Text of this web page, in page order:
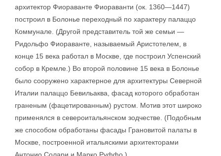
архитектор Фиораванте Фиораванти (ок. 1360—1447)
построил в Болонье переходный по характеру палаццо
Коммунале. (Другой представитель той же семьи —
Ридольфо Фиораванте, называемый Аристотелем, в
конце 15 века работал в Москве, где построил Успенский
собор в Кремле.) Во второй половине 15 века в Болонье
было сооружено характерное для архитектуры Северной
Италии палаццо Бевильаква, фасад которого обработан
граненым (фацетированным) рустом. Мотив этот широко
применялся в североитальянском зодчестве. (Подобным
же способом обработаны фасады Грановитой палаты в
Москве, построенной итальяскими архитекторами